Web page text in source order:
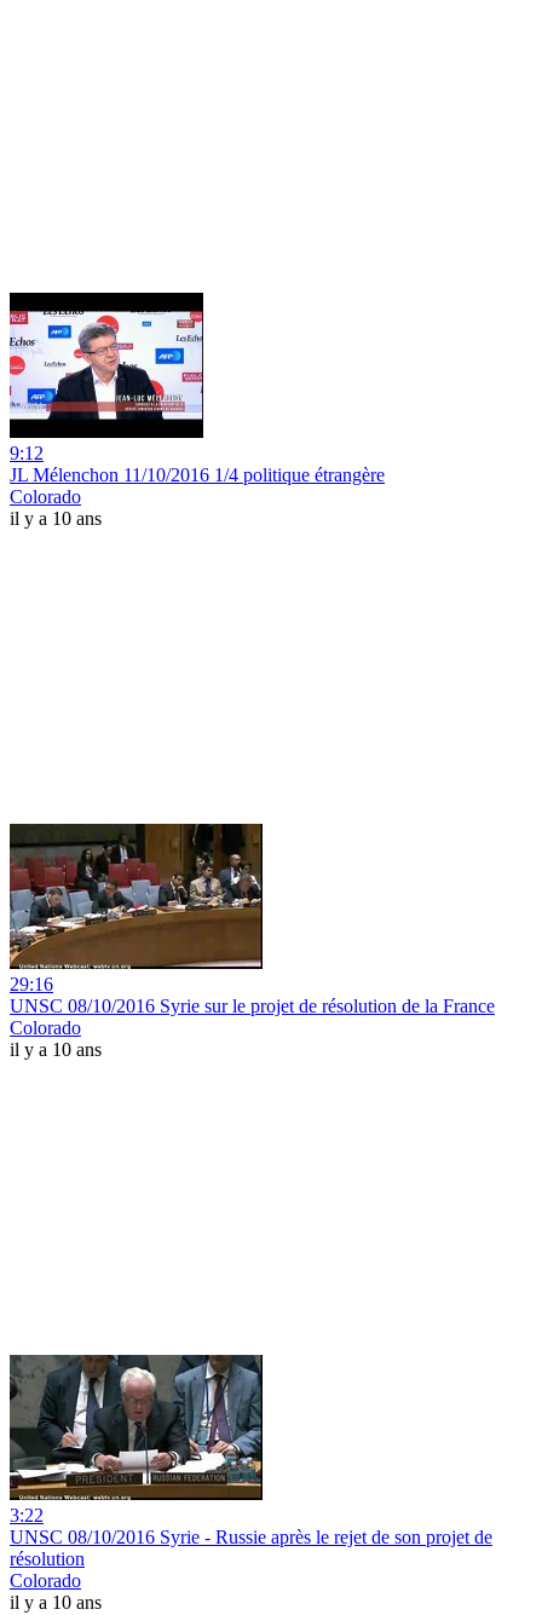
9:12
JL Mélenchon 11/10/2016 1/4 politique étrangère
Colorado
il y a 10 ans
29:16
UNSC 08/10/2016 Syrie sur le projet de résolution de la France
Colorado
il y a 10 ans
3:22
UNSC 08/10/2016 Syrie - Russie après le rejet de son projet de
résolution
Colorado
il y a 10 ans